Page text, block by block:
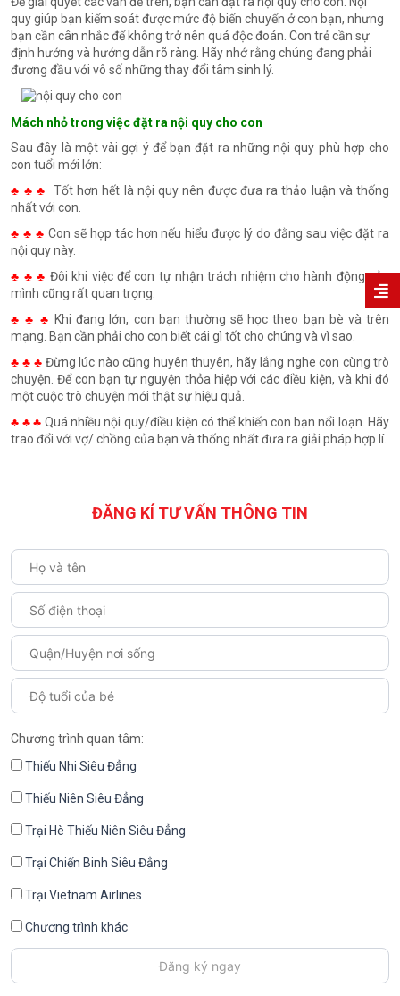
quy giúp bạn kiểm soát được mức độ biến chuyển ở con bạn, nhưng
bạn cần cân nhắc để không trở nên quá độc đoán. Con trẻ cần sự
định hướng và hướng dẫn rõ ràng. Hãy nhớ rằng chúng đang phải
đương đầu với vô số những thay đổi tâm sinh lý.
Mách nhỏ trong việc đặt ra nội quy cho con
Sau đây là một vài gợi ý để bạn đặt ra những nội quy phù hợp cho
con tuổi mới lớn:
♣ ♣ ♣ Tốt hơn hết là nội quy nên được đưa ra thảo luận và thống
nhất với con.
♣ ♣ ♣ Con sẽ hợp tác hơn nếu hiểu được lý do đằng sau việc đặt ra
nội quy này.
♣ ♣ ♣ Đôi khi việc để con tự nhận trách nhiệm cho hành động của
mình cũng rất quan trọng.
♣ ♣ ♣ Khi đang lớn, con bạn thường sẽ học theo bạn bè và trên
mạng. Bạn cần phải cho con biết cái gì tốt cho chúng và vì sao.
♣ ♣ ♣ Đừng lúc nào cũng huyên thuyên, hãy lắng nghe con cùng trò
chuyện. Để con bạn tự nguyện thỏa hiệp với các điều kiện, và khi đó
một cuộc trò chuyện mới thật sự hiệu quả.
♣ ♣ ♣ Quá nhiều nội quy/điều kiện có thể khiến con bạn nổi loạn. Hãy
trao đổi với vợ/ chồng của bạn và thống nhất đưa ra giải pháp hợp lí.
ĐĂNG KÍ TƯ VẤN THÔNG TIN
Chương trình quan tâm:
Thiếu Nhi Siêu Đẳng
Thiếu Niên Siêu Đẳng
Trại Hè Thiếu Niên Siêu Đẳng
Trại Chiến Binh Siêu Đẳng
Trại Vietnam Airlines
Chương trình khác